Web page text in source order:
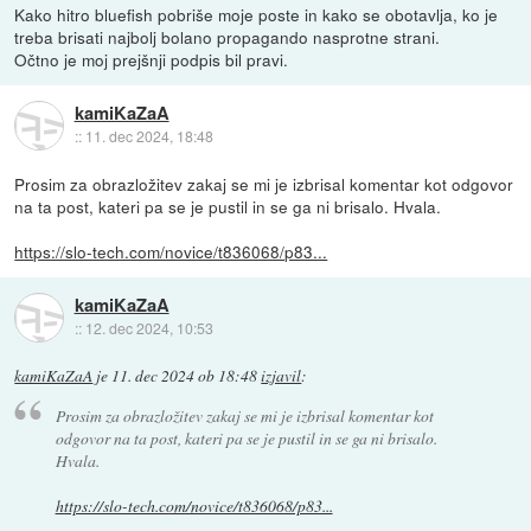
Kako hitro bluefish pobriše moje poste in kako se obotavlja, ko je
treba brisati najbolj bolano propagando nasprotne strani.
Očtno je moj prejšnji podpis bil pravi.
kamiKaZaA
:: 11. dec 2024, 18:48
Prosim za obrazložitev zakaj se mi je izbrisal komentar kot odgovor
na ta post, kateri pa se je pustil in se ga ni brisalo. Hvala.
https://slo-tech.com/novice/t836068/p83...
kamiKaZaA
:: 12. dec 2024, 10:53
kamiKaZaA je 11. dec 2024 ob 18:48izjavil:
Prosim za obrazložitev zakaj se mi je izbrisal komentar kot
odgovor na ta post, kateri pa se je pustil in se ga ni brisalo.
Hvala.
https://slo-tech.com/novice/t836068/p83...